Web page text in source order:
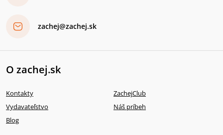
zachej@zachej.sk
O zachej.sk
Kontakty
ZachejClub
Vydavateľstvo
Náš príbeh
Blog